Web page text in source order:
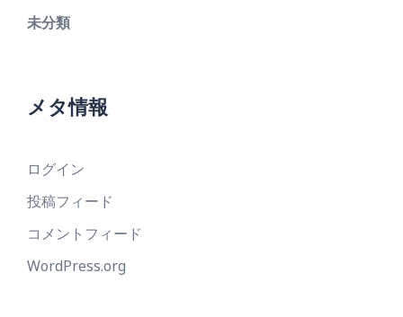
未分類
メタ情報
ログイン
投稿フィード
コメントフィード
WordPress.org